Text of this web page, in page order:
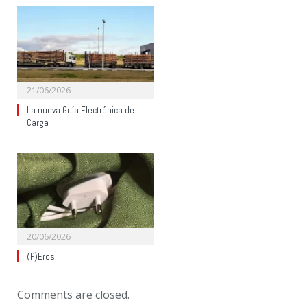
21/06/2026
La nueva Guía Electrónica de
Carga
20/06/2026
(P)Eros
Comments are closed.